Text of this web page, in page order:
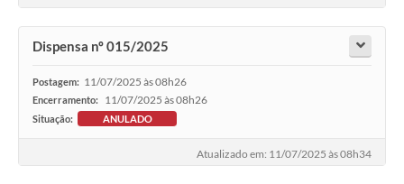
Dispensa nº 015/2025
Postagem: 11/07/2025 às 08h26
Encerramento: 11/07/2025 às 08h26
Situação: ANULADO
Atualizado em: 11/07/2025 às 08h34